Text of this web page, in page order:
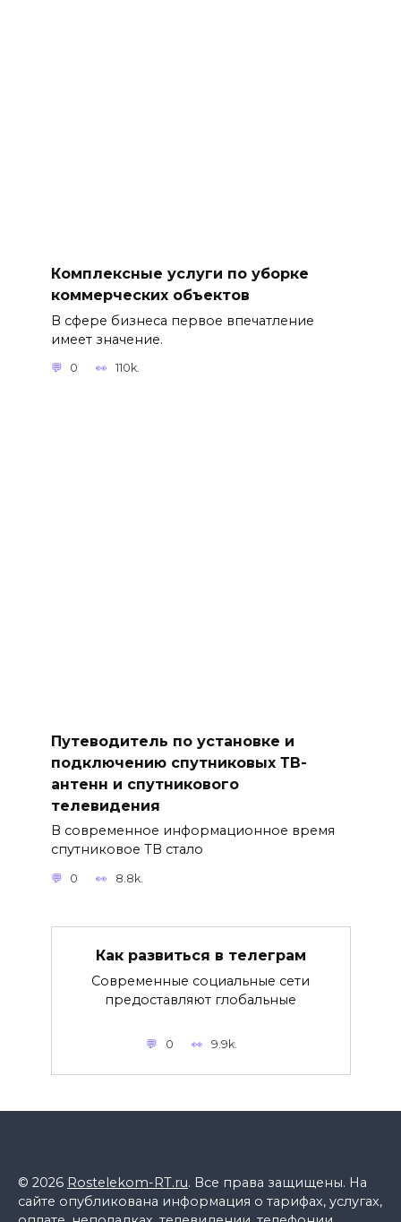
Комплексные услуги по уборке
коммерческих объектов
В сфере бизнеса первое впечатление
имеет значение.
0 110k.
Путеводитель по установке и
подключению спутниковых ТВ-
антенн и спутникового
телевидения
В современное информационное время
спутниковое ТВ стало
0 8.8k.
Как развиться в телеграм
Современные социальные сети
предоставляют глобальные
0 9.9k.
© 2026 Rostelekom-RT.ru. Все права защищены. На
сайте опубликована информация о тарифах, услугах,